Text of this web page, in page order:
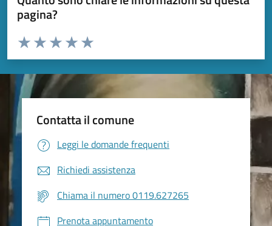
pagina?
Valuta da 1 a 5 stelle la pagina
Valuta 5 stelle su 5
Valuta 4 stelle su 5
Valuta 3 stelle su 5
Valuta 2 stelle su 5
Valuta 1 stelle su 5
Contatta il comune
Leggi le domande frequenti
Richiedi assistenza
Chiama il numero 0119.627265
Prenota appuntamento